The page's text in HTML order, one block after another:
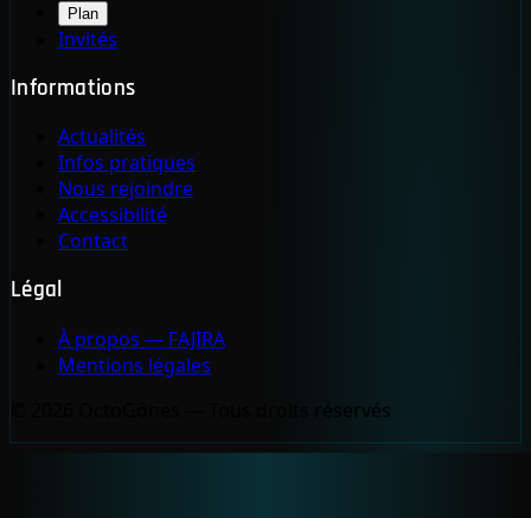
Plan
Invités
Informations
Actualités
Infos pratiques
Nous rejoindre
Accessibilité
Contact
Légal
À propos — FAJIRA
Mentions légales
© 2026 OctoGônes — Tous droits réservés